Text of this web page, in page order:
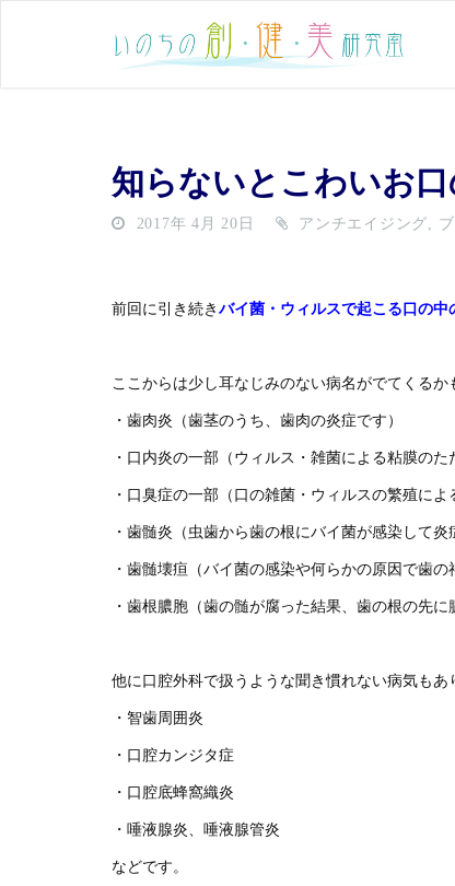
知らないとこわいお
2017年 4月 20日 アンチエイジング,
前回に引き続き バイ菌・ウィルスで起こる口の中
ここからは少し耳なじみのない病名がでてくるか
・歯肉炎（歯茎のうち、歯肉の炎症です）
・口内炎の一部（ウィルス・雑菌による粘膜のた
・口臭症の一部（口の雑菌・ウィルスの繁殖によ
・歯髄炎（虫歯から歯の根にバイ菌が感染して炎
・歯髄壊疸（バイ菌の感染や何らかの原因で歯
・歯根膿胞（歯の髄が腐った結果、歯の根の先に
他に口腔外科で扱うような聞き慣れない病気もあ
・智歯周囲炎
・口腔カンジタ症
・口腔底蜂窩織炎
・唾液腺炎、唾液腺管炎
などです。